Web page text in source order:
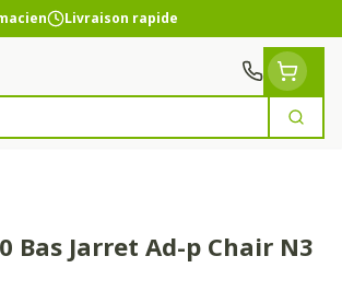
Livraison rapide
Bas Jarret Ad-p Chair N3